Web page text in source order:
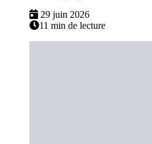
29 juin 2026
11 min de lecture